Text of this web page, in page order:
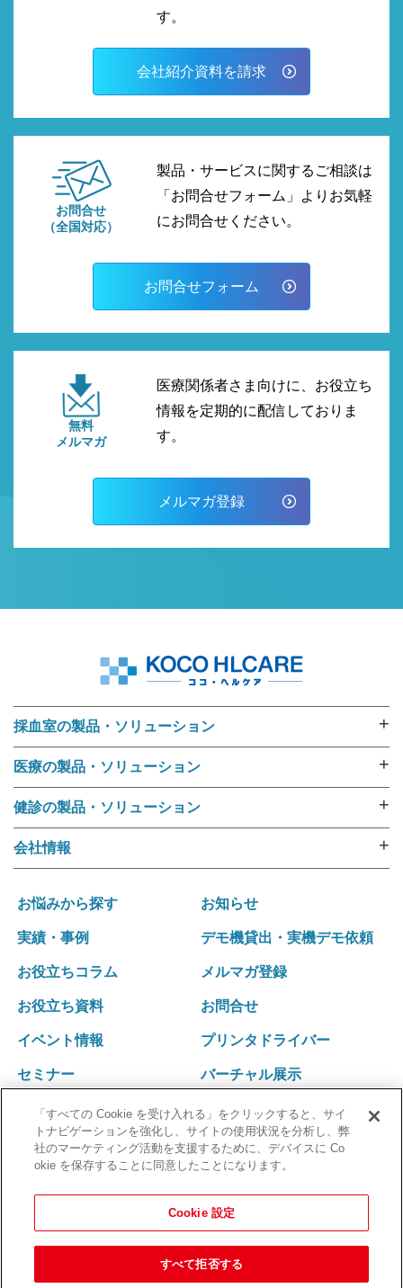
す。
会社紹介資料を請求
お問合せ
（全国対応）
製品・サービスに関するご相談は
「お問合せフォーム」よりお気軽
にお問合せください。
お問合せフォーム
無料
メルマガ
医療関係者さま向けに、お役立ち
情報を定期的に配信しておりま
す。
メルマガ登録
+
採血室の製品・ソリューション
採血業務ソリューション
採血管準備装置 i･pres core
採血管準備装置 i･pres fine
採血管準備装置 i・pres fit Ⅱ
尿カップラベラー CL-350
採血業務支援システム RInCS
採血業務指標化システム
統合受付システム（採血・処置）
採血・採尿一体型 自動受付機 BU-REC Ⅱ
+
医療の製品・ソリューション
外来用リストバンド
RFIDリストバンド（E-ブレス®）
ラベル・リストバンド・RFID プリンタipシリーズ
入院用リストバンド
バーコードリーダー
リストバンド発行パッケージ Freeni
医療事務プリント改善ソリューション
+
健診の製品・ソリューション
健診機関向けリストバンド
受診者名簿データ変換ツール 受診者Dataメイキング
キュー
受診キット発送アウトソーシング
健診関連発送業務 内製化ソリューション
採血業務ソリューション
採血管準備装置 i・pres fit Ⅱ
+
会社情報
選ばれる理由
運営ポリシー
社訓･経営理念
拠点一覧･グループネットワーク
沿革
お悩みから探す
実績・事例
お役立ちコラム
お役立ち資料
イベント情報
セミナー
お知らせ
デモ機貸出・実機デモ依頼
メルマガ登録
お問合せ
プリンタドライバー
バーチャル展示
「すべての Cookie を受け入れる」をクリックすると、サイ
トナビゲーションを強化し、サイトの使用状況を分析し、弊
社のマーケティング活動を支援するために、デバイスに Co
okie を保存することに同意したことになります。
Cookie 設定
すべて拒否する